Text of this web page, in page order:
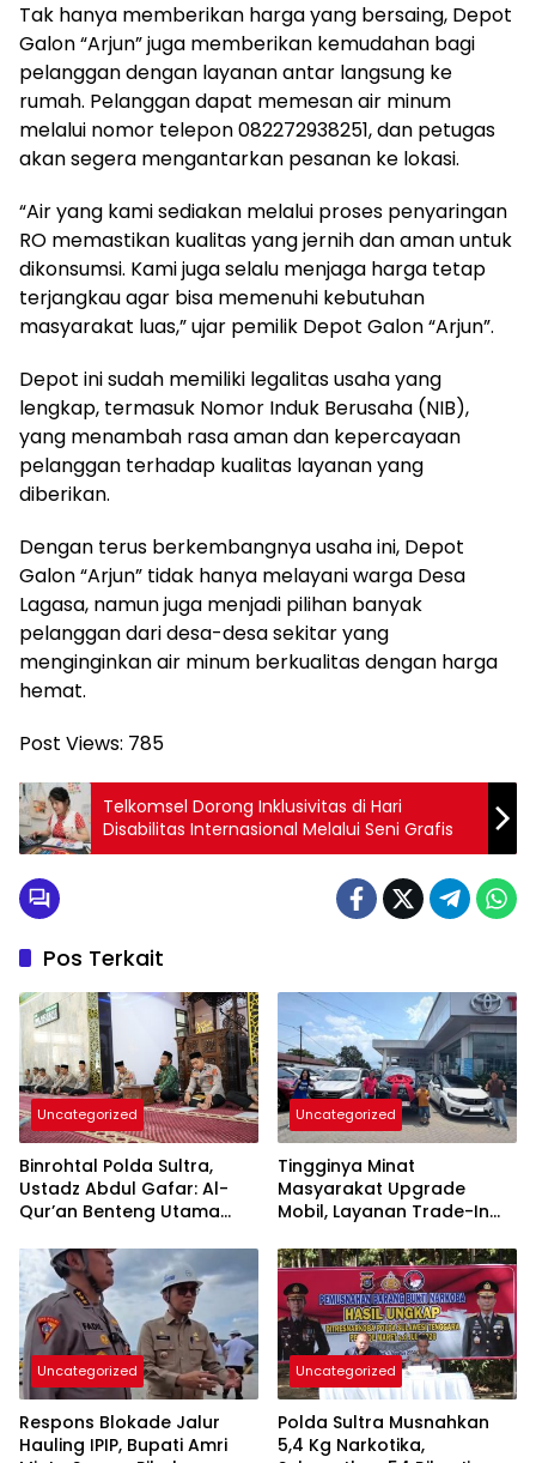
Tak hanya memberikan harga yang bersaing, Depot
Galon “Arjun” juga memberikan kemudahan bagi
pelanggan dengan layanan antar langsung ke
rumah. Pelanggan dapat memesan air minum
melalui nomor telepon 082272938251, dan petugas
akan segera mengantarkan pesanan ke lokasi.
“Air yang kami sediakan melalui proses penyaringan
RO memastikan kualitas yang jernih dan aman untuk
dikonsumsi. Kami juga selalu menjaga harga tetap
terjangkau agar bisa memenuhi kebutuhan
masyarakat luas,” ujar pemilik Depot Galon “Arjun”.
Depot ini sudah memiliki legalitas usaha yang
lengkap, termasuk Nomor Induk Berusaha (NIB),
yang menambah rasa aman dan kepercayaan
pelanggan terhadap kualitas layanan yang
diberikan.
Dengan terus berkembangnya usaha ini, Depot
Galon “Arjun” tidak hanya melayani warga Desa
Lagasa, namun juga menjadi pilihan banyak
pelanggan dari desa-desa sekitar yang
menginginkan air minum berkualitas dengan harga
hemat.
Post Views: 785
Telkomsel Dorong Inklusivitas di Hari
Disabilitas Internasional Melalui Seni Grafis
Pos Terkait
Uncategorized
Binrohtal Polda Sultra,
Ustadz Abdul Gafar: Al-
Qur’an Benteng Utama
Penyimpangan Sosial
Uncategorized
Tingginya Minat
Masyarakat Upgrade
Mobil, Layanan Trade-In
Permintaan
Uncategorized
Respons Blokade Jalur
Hauling IPIP, Bupati Amri
Uncategorized
Polda Sultra Musnahkan
5,4 Kg Narkotika,